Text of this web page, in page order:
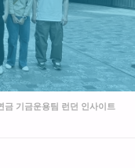
금 기금운용팀 런던 인사이트